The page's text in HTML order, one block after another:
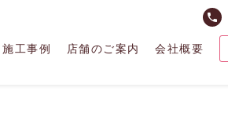
phone
施工事例 店舗のご案内 会社概要